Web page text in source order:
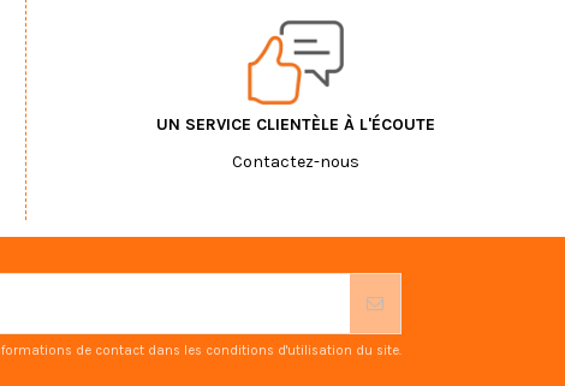
UN SERVICE CLIENTÈLE À L'ÉCOUTE
Contactez-nous
de contact dans les conditions d'utilisation du site.